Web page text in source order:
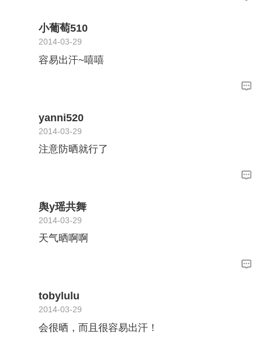
小葡萄510
2014-03-29
容易出汗~嘻嘻
yanni520
2014-03-29
注意防晒就行了
舆y瑶共舞
2014-03-29
天气晒啊啊
tobylulu
2014-03-29
会很晒，而且很容易出汗！